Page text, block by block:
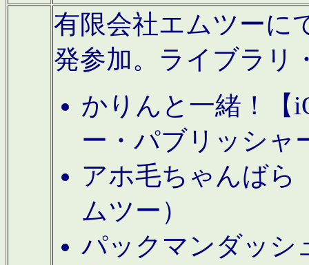
有限会社エムツーに
発参加。ライブラリ
かりんと一緒！【
ー・パブリッシャ
アホ毛ちゃんばら
ムツー）
パックマンダッシ